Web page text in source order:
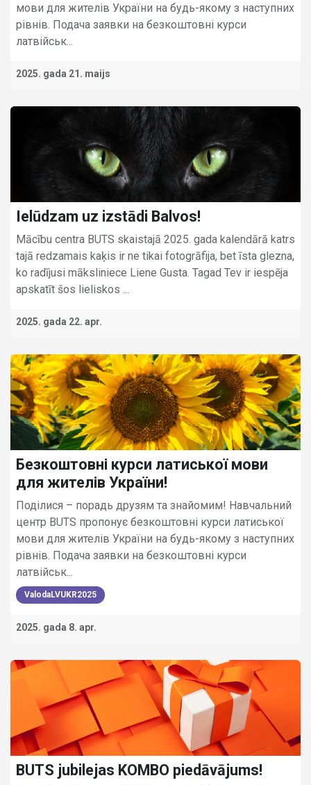
мови для жителів України на будь-якому з наступних
рівнів. Подача заявки на безкоштовні курси
латвійськ...
2025. gada 21. maijs
Ielūdzam uz izstādi Balvos!
Mācību centra BUTS skaistajā 2025. gada kalendārā katrs
tajā redzamais kaķis ir ne tikai fotogrāfija, bet īsta glezna,
ko radījusi māksliniece Liene Gusta. Tagad Tev ir iespēja
apskatīt šos lieliskos ...
2025. gada 22. apr.
Безкоштовні курси латиської мови
для жителів України!
Поділися – порадь друзям та знайомим! Навчальний
центр BUTS пропонує безкоштовні курси латиської
мови для жителів України на будь-якому з наступних
рівнів. Подача заявки на безкоштовні курси
латвійськ...
ValodaLVUKR2025
2025. gada 8. apr.
BUTS jubilejas KOMBO piedāvājums!